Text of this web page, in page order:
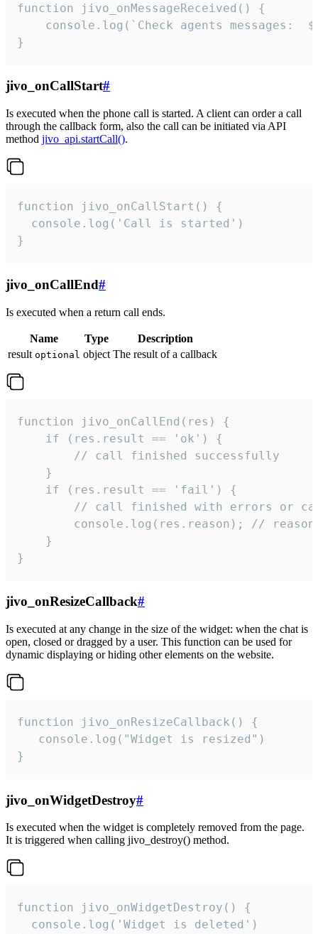
function jivo_onMessageReceived() {
}
jivo_onCallStart#
Is executed when the phone call is started. A client can order a call
through the callback form, also the call can be initiated via API
method jivo_api.startCall().
function jivo_onCallStart() {
  console.log('Call is started')
}
jivo_onCallEnd#
Is executed when a return call ends.
Name Type
Description
result optional object The result of a callback
function jivo_onCallEnd(res) {
    if (res.result == 'ok') {
        // call finished successfully
    }
    if (res.result == 'fail') {
// call finished with errors or
console.log(res.reason); //
    }
}
jivo_onResizeCallback#
Is executed at any change in the size of the widget: when the chat is
open, closed or dragged by a user. This function can be used for
dynamic displaying or hiding other elements on the website.
function jivo_onResizeCallback() {
   console.log("Widget is resized")
}
jivo_onWidgetDestroy#
Is executed when the widget is completely removed from the page.
It is triggered when calling jivo_destroy() method.
function jivo_onWidgetDestroy() {
  console.log('Widget is deleted')